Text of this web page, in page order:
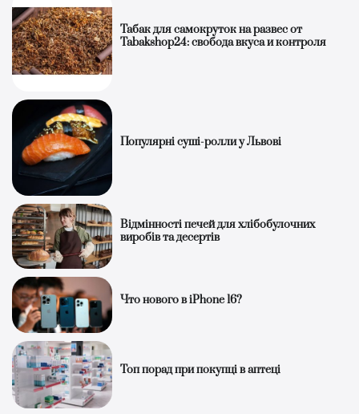
Табак для самокруток на развес от
Tabakshop24: свобода вкуса и контроля
Популярні суші-ролли у Львові
Відмінності печей для хлібобулочних
виробів та десертів
Что нового в iPhone 16?
Топ порад при покупці в аптеці